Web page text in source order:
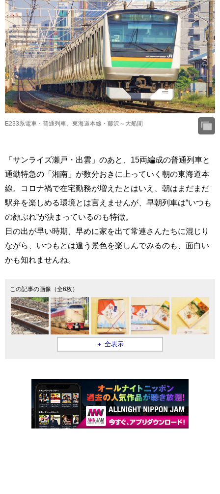
E233系電車・普通列車、東海道本線・藤沢～大船間
「サンライズ瀬戸・出雲」のあと、15両編成の普通列車と
通勤特急の「湘南」が数分おきに上っていく朝の東海道本
線。コロナ禍で在宅勤務が増えたとはいえ、朝はまだまだ
駅弁を楽しめる環境とは言えませんが、早朝列車は“いつも
の顔ぶれ”が決まっているのも特徴。
日の出が早い時期、早めに家を出て常連さんたちに混じり
ながら、いつもとは違う景色を楽しんでみるのも、面白い
かも知れませんね。
この記事の画像（全6枚）
＋ 全表示